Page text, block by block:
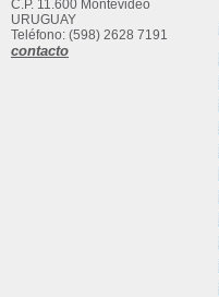
C.P. 11.600 Montevideo
URUGUAY
Teléfono: (598) 2628 7191
contacto